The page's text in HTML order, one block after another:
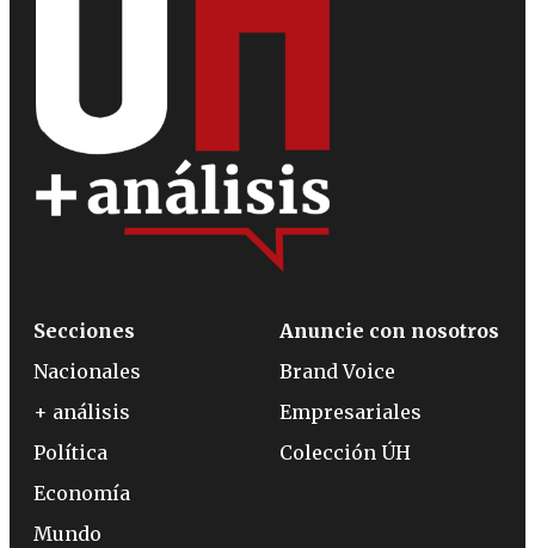
Secciones
Nacionales
+ análisis
Política
Economía
Mundo
Anuncie con nosotros
Brand Voice
Empresariales
Colección ÚH